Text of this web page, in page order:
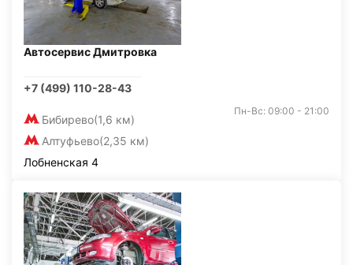
Автосервис Дмитровка
+7 (499) 110-28-43
Бибирево(1,6 км)
Алтуфьево(2,35 км)
Пн-Вс: 09:00 - 21:00
Лобненская 4